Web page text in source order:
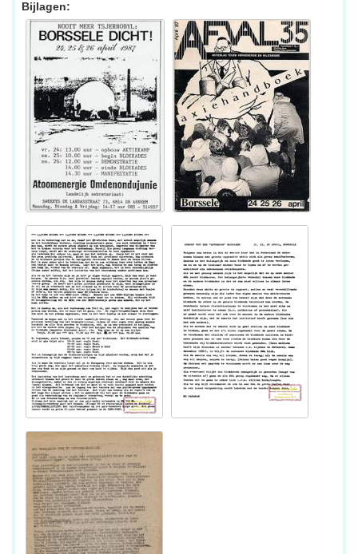
Bijlagen: